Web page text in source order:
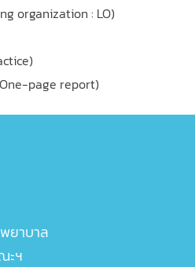
organization : LO)
page report)
ยาบาล
ะฯ